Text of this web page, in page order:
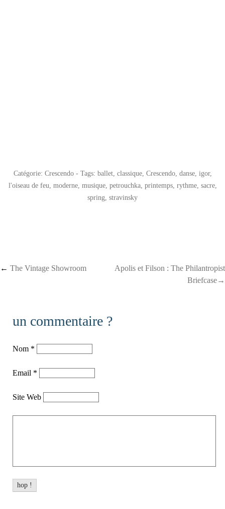
Catégorie: Crescendo- Tags: ballet, classique, Crescendo, danse, igor,
l'oiseau de feu moderne, musique, petrouchka, printemps, rythme, sacre,
spring stravinsky
Post navigation
← The Vintage Showroom
Apolis et Filson : The Philantropist
Briefcase→
un commentaire ?
Nom *
Email *
Site Web